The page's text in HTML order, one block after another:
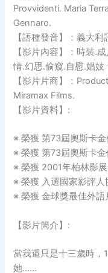
Provvidenti. Maria
Gennaro.
【語種發音】：義大
【影片內容】：時裝.
情.幻思.偷窺.自慰.娼妓
【影片片商】：
Miramax Films.
【影片資料】:
※ 榮獲 第73屆奧斯卡
※ 榮獲 第73屆奧斯卡
※ 榮獲 2001年柏林影
※ 榮獲 入選國家影評人
※ 榮獲 金球獎最佳外語
【影片簡介】:
當我還只是十三歲時，
她……